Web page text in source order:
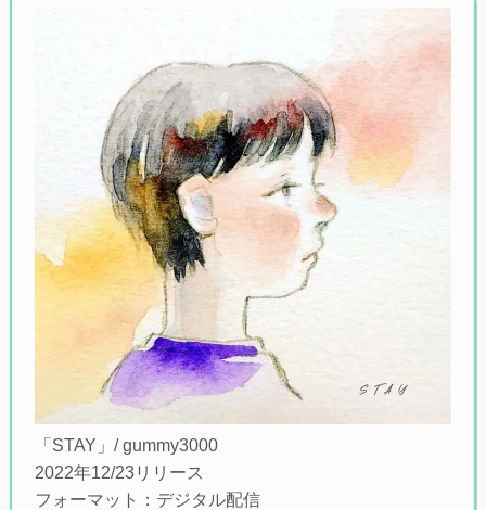
「STAY」/ gummy3000
2022年12/23リリース
フォーマット：デジタル配信